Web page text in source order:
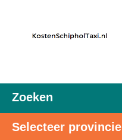
Zoeken
Selecteer provincie